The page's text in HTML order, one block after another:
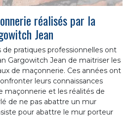
réalisés par la
Jean
de pratiques professionnelles ont
Gargowitch Jean de maitriser les
de maçonnerie. Ces années ont
leurs connaissances
maçonnerie et les réalités de
de ne pas abattre un mur
pour abattre le mur porteur